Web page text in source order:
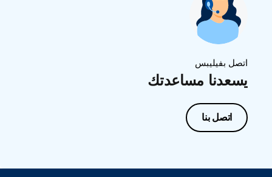
اتصل بفيليبس
يسعدنا مساعدتك
اتصل بنا